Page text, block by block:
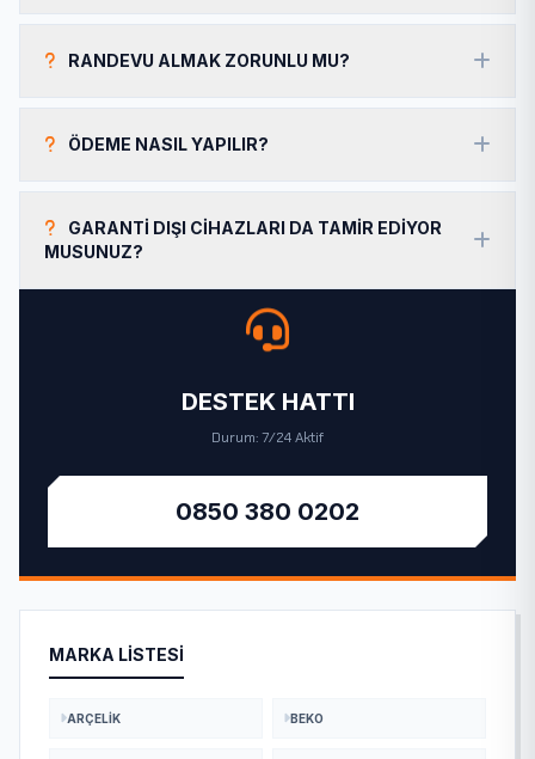
RANDEVU ALMAK ZORUNLU MU?
ÖDEME NASIL YAPILIR?
GARANTI DIŞI CIHAZLARI DA TAMIR EDIYOR
MUSUNUZ?
DESTEK HATTI
Durum: 7/24 Aktif
0850 380 0202
MARKA LISTESI
ARÇELIK BEKO